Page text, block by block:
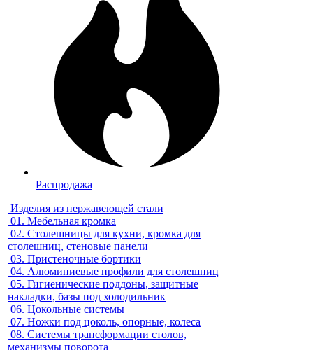
Распродажа
Изделия из нержавеющей стали
01. Мебельная кромка
02. Столешницы для кухни, кромка для
столешниц, стеновые панели
03. Пристеночные бортики
04. Алюминиевые профили для столешниц
05. Гигиенические поддоны, защитные
накладки, базы под холодильник
06. Цокольные системы
07. Ножки под цоколь, опорные, колеса
08. Системы трансформации столов,
механизмы поворота